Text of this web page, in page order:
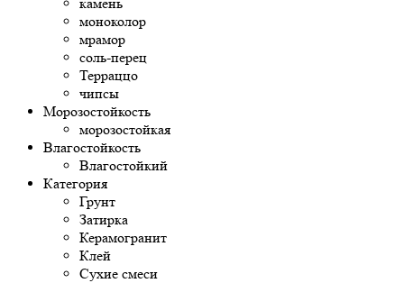
моноколор
мрамор
соль-перец
Терраццо
чипсы
Морозостойкость
морозостойкая
Влагостойкость
Влагостойкий
Категория
Грунт
Затирка
Керамогранит
Клей
Сухие смеси